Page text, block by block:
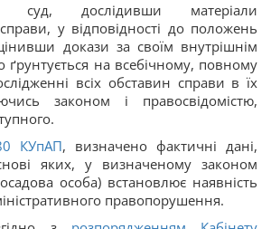
дослідивши матеріали
справи, у відповідності до положень
докази за своїм внутрішнім
на всебічному, повному
всіх обставин справи в їх
законом і правосвідомістю,
КУпАП, визначено фактичні дані,
яких, у визначеному законом
особа) встановлює наявність
правопорушення.